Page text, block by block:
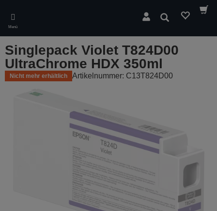
main
content
Menü
Suchen
Singlepack Violet T824D00
UltraChrome HDX 350ml
Nicht mehr erhältlich Artikelnummer: C13T824D00